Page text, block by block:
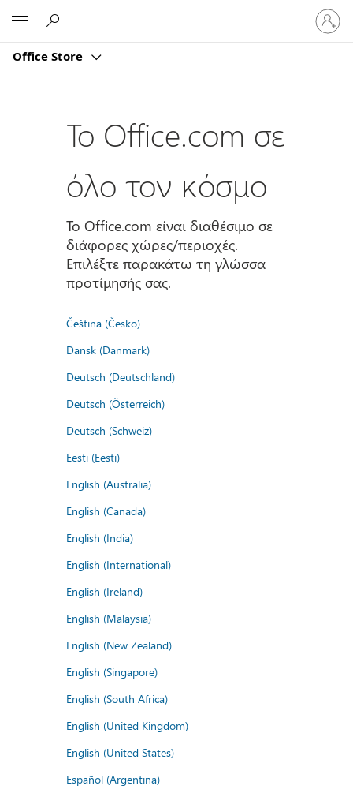
Office Store
Είσοδος
στον
Το Office.com σε
όλο τον κόσμο
Το Office.com είναι διαθέσιμο σε
διάφορες χώρες/περιοχές.
Επιλέξτε παρακάτω τη γλώσσα
προτίμησής σας.
Čeština (Česko)
Dansk (Danmark)
Deutsch (Deutschland)
Deutsch (Österreich)
Deutsch (Schweiz)
Eesti (Eesti)
English (Australia)
English (Canada)
English (India)
English (International)
English (Ireland)
English (Malaysia)
English (New Zealand)
English (Singapore)
English (South Africa)
English (United Kingdom)
English (United States)
Español (Argentina)